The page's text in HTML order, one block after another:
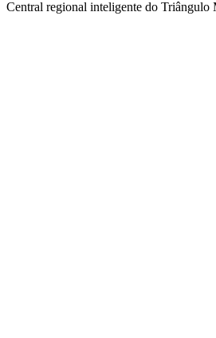
Central regional inteligente do Triângulo